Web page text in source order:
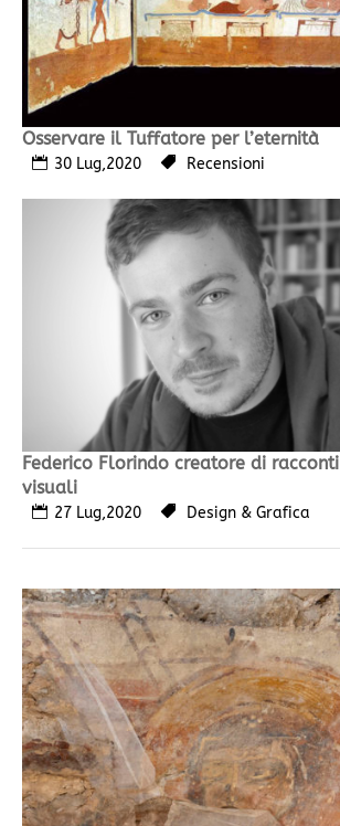
Osservare il Tuffatore per l’eternità
30 Lug,2020 Recensioni
Federico Florindo creatore di racconti
visuali
27 Lug,2020 Design & Grafica